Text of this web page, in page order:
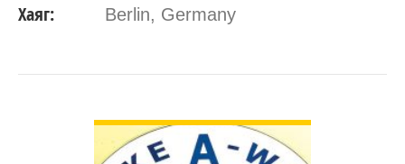
Хаяг: Berlin, Germany